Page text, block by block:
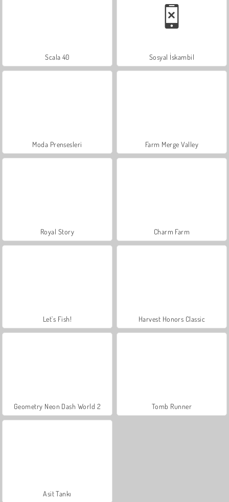
Scala 40 Sosyal İskambil
Moda Prensesleri Farm Merge Valley
Royal Story Charm Farm
Let's Fish! Harvest Honors Classic
Geometry Neon Dash World 2 Tomb Runner
Asit Tankı